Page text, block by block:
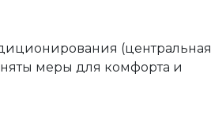
(центральная
меры для комфорта и